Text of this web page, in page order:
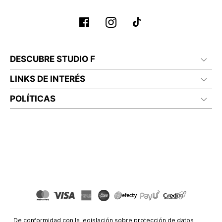
DESCUBRE STUDIO F
LINKS DE INTERÉS
POLÍTICAS
De conformidad con la legislación sobre protección de datos